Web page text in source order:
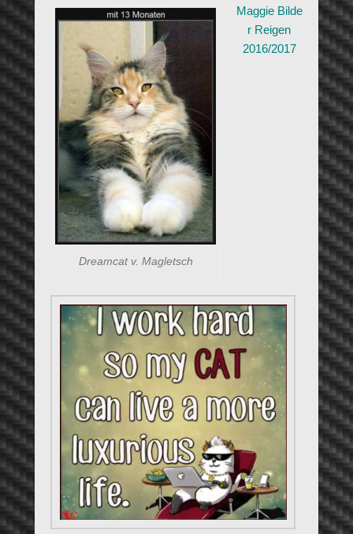
Dreamcat v. Magletsch
Maggie Bilde
r Reigen
2016/2017